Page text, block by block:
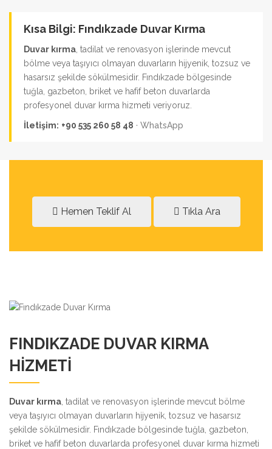
Kısa Bilgi: Fındıkzade Duvar Kırma
Duvar kırma , tadilat ve renovasyon işlerinde mevcut
bölme veya taşıyıcı olmayan duvarların hijyenik, tozsuz ve
hasarsız şekilde sökülmesidir. Fındıkzade bölgesinde
tuğla, gazbeton, briket ve hafif beton duvarlarda
profesyonel duvar kırma hizmeti veriyoruz.
İletişim: +90 535 260 58 48 · WhatsApp
Hemen Teklif Al Tıkla Ara
FINDIKZADE DUVAR KIRMA
HIZMETI
Duvar kırma , tadilat ve renovasyon işlerinde mevcut bölme
veya taşıyıcı olmayan duvarların hijyenik, tozsuz ve hasarsız
şekilde sökülmesidir. Fındıkzade bölgesinde tuğla, gazbeton,
briket ve hafif beton duvarlarda profesyonel duvar kırma hizmeti